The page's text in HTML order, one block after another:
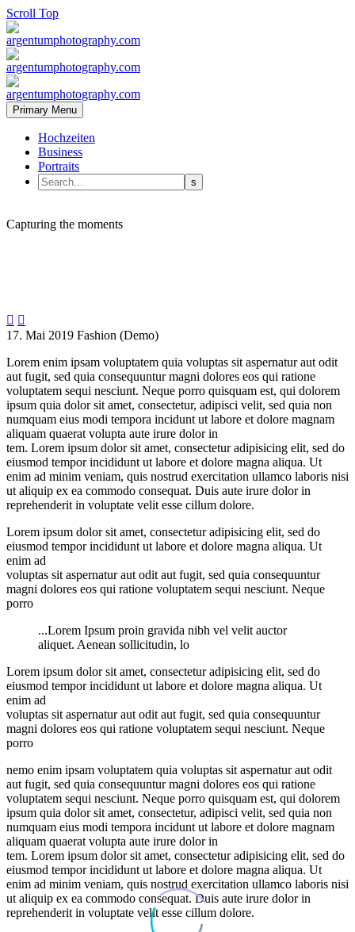
Scroll Top
Primary Menu
Hochzeiten
Business
Portraits
Capturing the moments
 
17. Mai 2019 Fashion (Demo)
Lorem enim ipsam voluptatem quia voluptas sit aspernatur aut odit
aut fugit, sed quia consequuntur magni dolores eos qui ratione
voluptatem sequi nesciunt. Neque porro quisquam est, qui dolorem
ipsum quia dolor sit amet, consectetur, adipisci velit, sed quia non
numquam eius modi tempora incidunt ut labore et dolore magnam
aliquam quaerat volupta aute irure dolor in
tem. Lorem ipsum dolor sit amet, consectetur adipisicing elit, sed do
eiusmod tempor incididunt ut labore et dolore magna aliqua. Ut
enim ad minim veniam, quis nostrud exercitation ullamco laboris nisi
ut aliquip ex ea commodo consequat. Duis aute irure dolor in
reprehenderit in voluptate velit esse cillum dolore.
Lorem ipsum dolor sit amet, consectetur adipisicing elit, sed do
eiusmod tempor incididunt ut labore et dolore magna aliqua. Ut
enim ad
voluptas sit aspernatur aut odit aut fugit, sed quia consequuntur
magni dolores eos qui ratione voluptatem sequi nesciunt. Neque
porro
...Lorem Ipsum proin gravida nibh vel velit auctor
aliquet. Aenean sollicitudin, lo
Lorem ipsum dolor sit amet, consectetur adipisicing elit, sed do
eiusmod tempor incididunt ut labore et dolore magna aliqua. Ut
enim ad
voluptas sit aspernatur aut odit aut fugit, sed quia consequuntur
magni dolores eos qui ratione voluptatem sequi nesciunt. Neque
porro
nemo enim ipsam voluptatem quia voluptas sit aspernatur aut odit
aut fugit, sed quia consequuntur magni dolores eos qui ratione
voluptatem sequi nesciunt. Neque porro quisquam est, qui dolorem
ipsum quia dolor sit amet, consectetur, adipisci velit, sed quia non
numquam eius modi tempora incidunt ut labore et dolore magnam
aliquam quaerat volupta aute irure dolor in
tem. Lorem ipsum dolor sit amet, consectetur adipisicing elit, sed do
eiusmod tempor incididunt ut labore et dolore magna aliqua. Ut
enim ad minim veniam, quis nostrud exercitation ullamco laboris nisi
ut aliquip ex ea commodo consequat. Duis aute irure dolor in
reprehenderit in voluptate velit esse cillum dolore.